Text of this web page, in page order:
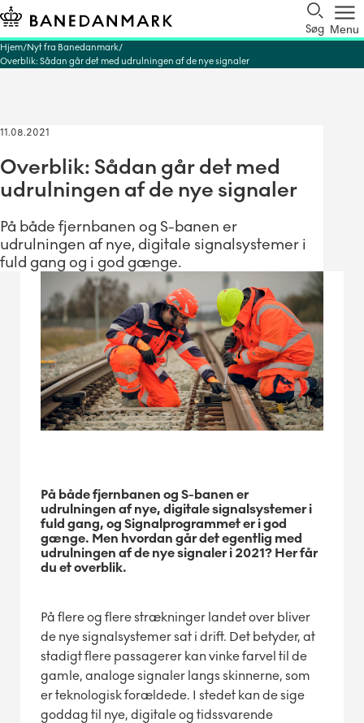
Søg Menu
Hjem Nyt fra Banedanmark
Overblik: Sådan går det med udrulningen af de nye signaler
11.08.2021
Overblik: Sådan går det med
udrulningen af de nye signaler
På både fjernbanen og S-banen er
udrulningen af nye, digitale signalsystemer i
fuld gang og i god gænge.
På både fjernbanen og S-banen er
udrulningen af nye, digitale signalsystemer i
fuld gang, og Signalprogrammet er i god
gænge. Men hvordan går det egentlig med
udrulningen af de nye signaler i 2021? Her får
du et overblik.
På flere og flere strækninger landet over bliver
de nye signalsystemer sat i drift. Det betyder, at
stadigt flere passagerer kan vinke farvel til de
gamle, analoge signaler langs skinnerne, som
er teknologisk forældede. I stedet kan de sige
goddag til nye, digitale og tidssvarende